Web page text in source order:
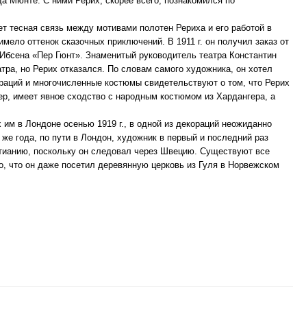
связь между мотивами полотен Рериха и его работой в
оттенок сказочных приключений. В 1911 г. он получил заказ от
«Пер Гюнт». Знаменитый руководитель театра Константин
но Рерих отказался. По словам самого художника, он хотел
и многочисленные костюмы свидетельствуют о том, что Рерих
имеет явное сходство с народным костюмом из Хардангера, а
в Лондоне осенью 1919 г., в одной из декораций неожиданно
года, по пути в Лондон, художник в первый и последний раз
поскольку он следовал через Швецию. Существуют все
что он даже посетил деревянную церковь из Гуля в Норвежском